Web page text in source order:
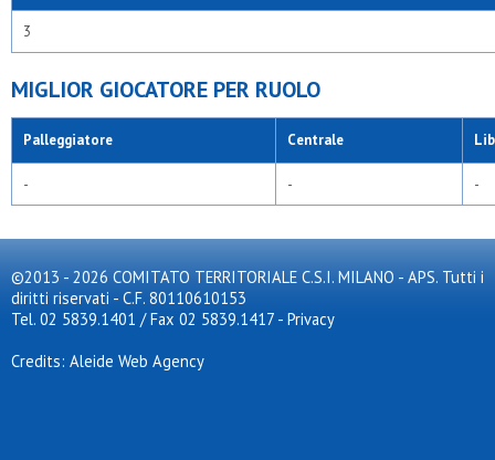
3
MIGLIOR GIOCATORE PER RUOLO
Palleggiatore Centrale
- - -
©2013 - 2026 COMITATO TERRITORIALE C.S.I. MILANO - APS. Tutti i
diritti riservati - C.F. 80110610153
Tel. 02 5839.1401 / Fax 02 5839.1417 - Privacy
Credits: Aleide Web Agency